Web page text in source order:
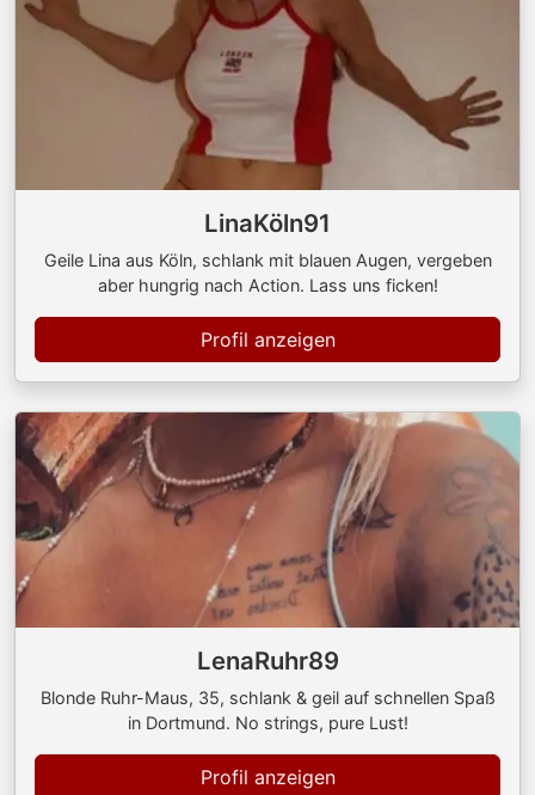
LinaKöln91
Geile Lina aus Köln, schlank mit blauen Augen, vergeben
aber hungrig nach Action. Lass uns ficken!
Profil anzeigen
LenaRuhr89
Blonde Ruhr-Maus, 35, schlank & geil auf schnellen Spaß
in Dortmund. No strings, pure Lust!
Profil anzeigen